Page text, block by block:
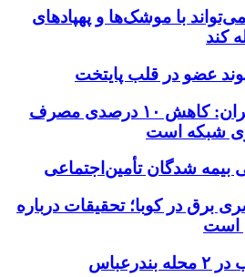
با موشک‌ها و پهپادهای
کند
عضو در قلب پایتخت
مدیرعامل برق تهران: کاهش ۱۰ درصدی مصرف
شبکه است
برق در کوبا؛ تحقیقات درباره
است